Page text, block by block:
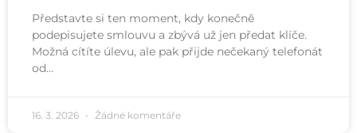
Představte si ten moment, kdy konečně
podepisujete smlouvu a zbývá už jen předat klíče.
Možná cítíte úlevu, ale pak přijde nečekaný telefonát
od…
16. 3. 2026 Žádné komentáře